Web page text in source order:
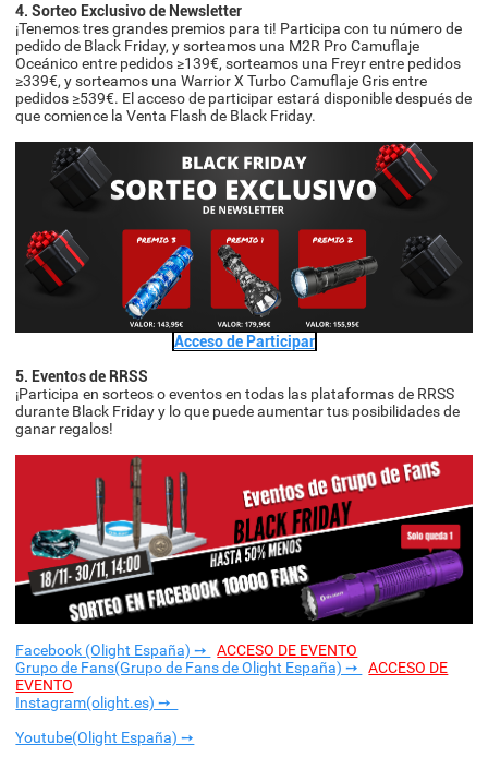
4. Sorteo Exclusivo de Newsletter
¡Tenemos tres grandes premios para ti! Participa con tu número de
pedido de Black Friday, y sorteamos una M2R Pro Camuflaje
Oceánico entre pedidos ≥139€, sorteamos una Freyr entre pedidos
≥339€, y sorteamos una Warrior X Turbo Camuflaje Gris entre
pedidos ≥539€. El acceso de participar estará disponible después de
que comience la Venta Flash de Black Friday.
Acceso de Participar
5. Eventos de RRSS
¡Participa en sorteos o eventos en todas las plataformas de RRSS
durante Black Friday y lo que puede aumentar tus posibilidades de
ganar regalos!
Facebook (Olight España) ➙
ACCESO DE EVENTO
Grupo de Fans(Grupo de Fans de Olight España) ➙
ACCESO DE
EVENTO
Instagram(olight.es) ➙
Youtube(Olight España) ➙